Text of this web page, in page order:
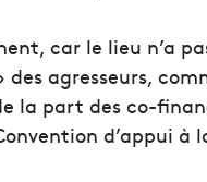
car le lieu n’a
des agresseurs,
la part des co-
d’appui à